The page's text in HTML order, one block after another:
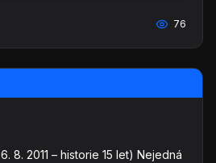
76
8. 2011 – historie 15 let) Nejedná